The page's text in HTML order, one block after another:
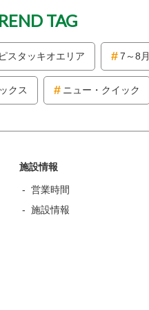
TAG
ピスタッキオエリア 7～8月
クス ニュー・クイック
施設情報
営業時間
施設情報